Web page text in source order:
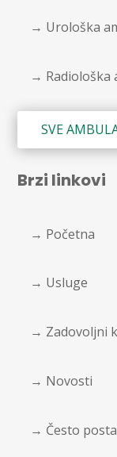
→ Urološka
→ Radiološka
SVE
Brzi linkovi
→ Početna
→ Usluge
→ Zadovoljni
→ Novosti
→ Često